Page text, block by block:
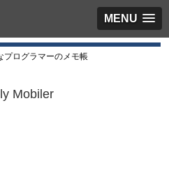
MENU
プログラマーのメモ帳
Mobiler